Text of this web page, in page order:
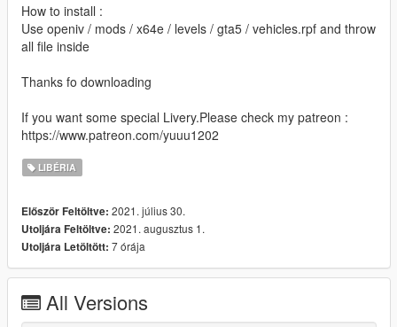
How to install :
Use openiv / mods / x64e / levels / gta5 / vehicles.rpf and throw
all file inside
Thanks fo downloading
If you want some special Livery.Please check my patreon :
https://www.patreon.com/yuuu1202
LIBÉRIA
Először Feltöltve: 2021. július 30.
Utoljára Feltöltve: 2021. augusztus 1.
Utoljára Letöltött: 7 órája
All Versions